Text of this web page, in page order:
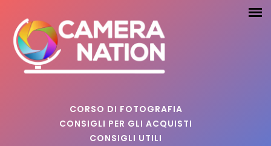
CORSO DI FOTOGRAFIA
CONSIGLI PER GLI ACQUISTI
CONSIGLI UTILI